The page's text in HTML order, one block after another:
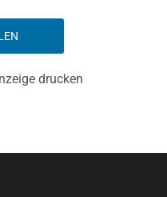
drucken